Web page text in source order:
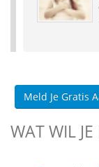
Meld Je Gratis
WAT WIL